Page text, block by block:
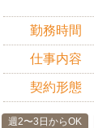
勤務時間
仕事内容
契約形態
週2〜3日からOK